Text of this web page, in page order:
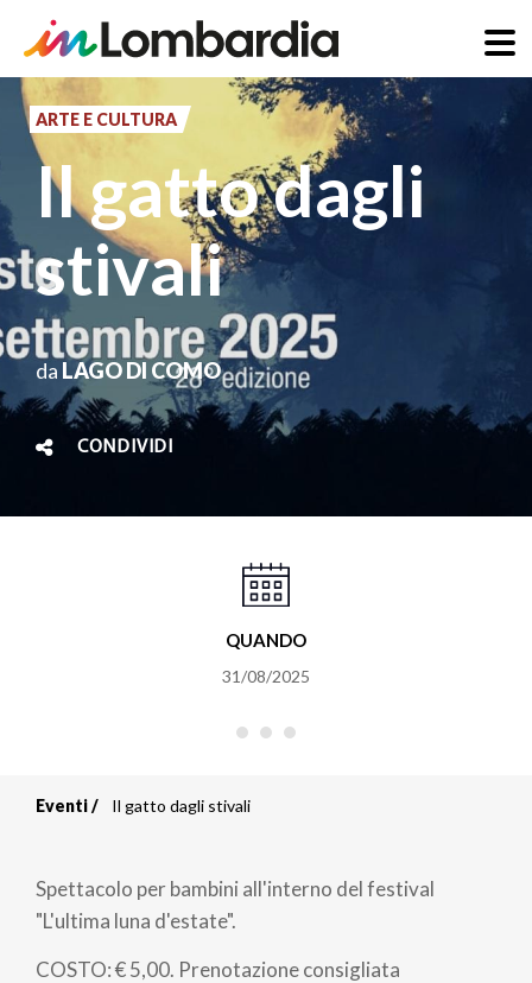
Salta
contenuto
principale
ARTE E CULTURA
Il gatto dagli
stivali
da LAGO DI COMO
CONDIVIDI
QUANDO
31/08/2025
Briciole
di
pane
Eventi Il gatto dagli stivali
Spettacolo per bambini all'interno del festival
"L'ultima luna d'estate".
COSTO: € 5,00. Prenotazione consigliata